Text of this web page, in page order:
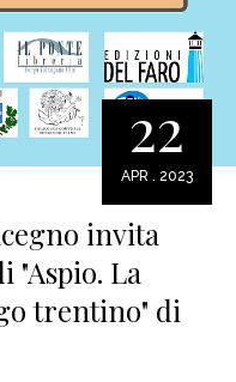
22
APR . 2023
invita
"Aspio. La
trentino" di